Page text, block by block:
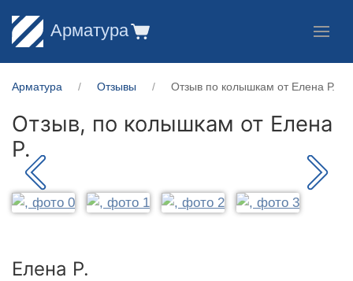
Арматура
Арматура Отзывы Отзыв по колышкам от Елена Р.
Отзыв, по колышкам от Елена
Р.
Елена Р.